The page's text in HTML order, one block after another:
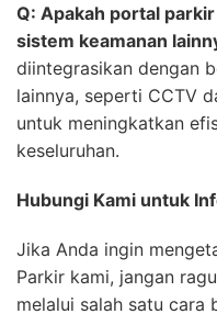
Q: Apakah portal
sistem keamanan
diintegrasikan dengan
lainnya, seperti CCTV
untuk meningkatkan
keseluruhan.
Hubungi Kami untuk
Jika Anda ingin
Parkir kami, jangan
melalui salah satu cara